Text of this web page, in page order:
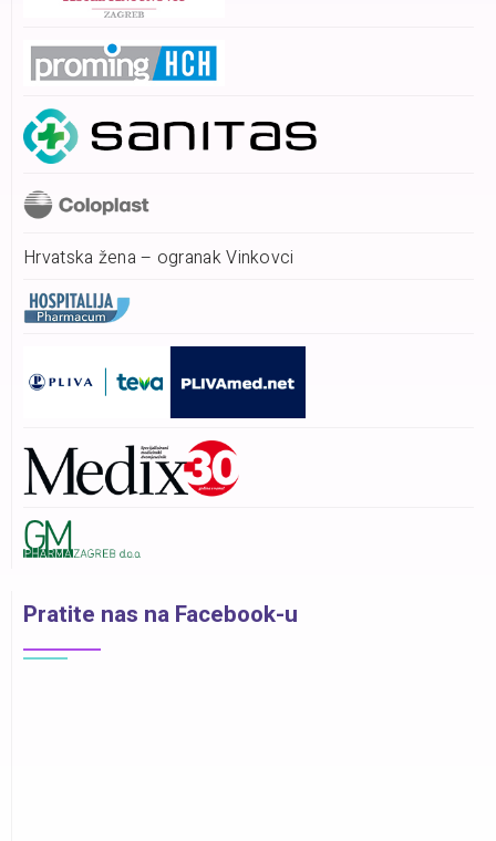
Hrvatska žena – ogranak Vinkovci
Pratite nas na Facebook-u